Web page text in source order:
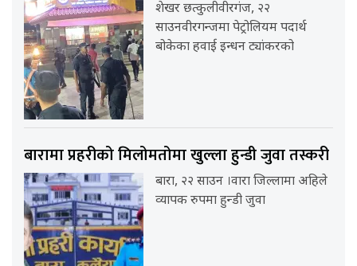
शेखर छत्कुलीवीरगंज, २२
साउनवीरगन्जमा पेट्रोलियम पदार्थ
बोकेका हवाई इन्धन ट्यांकरको
बारामा प्रहरीको मिलोमतोमा खुल्ला हुन्डी जुवा तस्करी
बारा, २२ साउन ।वारा जिल्लामा अहिले
व्यापक रुपमा हुन्डी जुवा